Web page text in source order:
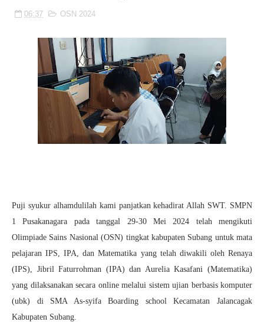
06:37 OSN 2024
Puji syukur alhamdulilah kami panjatkan kehadirat Allah SWT. SMPN
1 Pusakanagara pada tanggal 29-30 Mei 2024 telah mengikuti
Olimpiade Sains Nasional (OSN) tingkat kabupaten Subang untuk mata
pelajaran IPS, IPA, dan Matematika yang telah diwakili oleh Renaya
(IPS), Jibril Faturrohman (IPA) dan Aurelia Kasafani (Matematika)
yang dilaksanakan secara online melalui sistem ujian berbasis komputer
(ubk) di SMA As-syifa Boarding school Kecamatan Jalancagak
Kabupaten Subang.